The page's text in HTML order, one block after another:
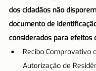
dos cidadãos não
documento de
considerados para efeitos
Recibo Comprovativo
Autorização de